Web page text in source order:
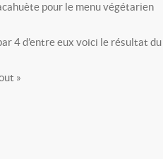
pour le menu végétarien
4 d’entre eux voici le résultat
»